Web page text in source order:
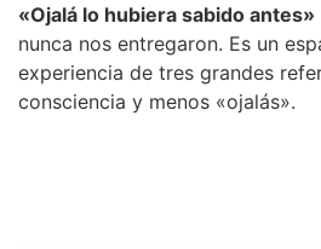
«Ojalá lo hubiera sabido antes»
nunca nos entregaron. Es un
experiencia de tres grandes
consciencia y menos «ojalás».